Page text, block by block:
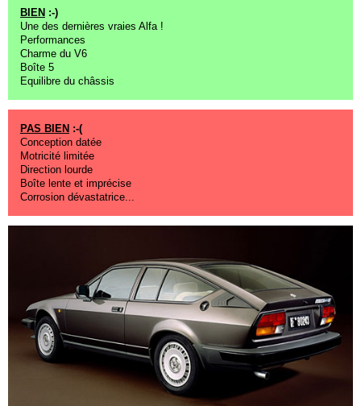
BIEN :-)
Une des dernières vraies Alfa !
Performances
Charme du V6
Boîte 5
Equilibre du châssis
PAS BIEN :-(
Conception datée
Motricité limitée
Direction lourde
Boîte lente et imprécise
Corrosion dévastatrice...